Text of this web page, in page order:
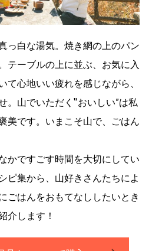
っ白な湯気。焼き網の上のパン
テーブルの上に並ぶ、お気に入
て心地いい疲れを感じながら、
。山でいただく‟おいしい”は私
美です。いまこそ山で、ごはん
かですごす時間を大切にしてい
ピ集から、山好きさんたちによ
ごはんをおもてなししたいとき
介します！